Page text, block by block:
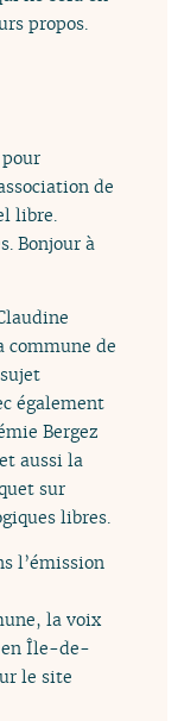
propos.
de
libre.
Bonjour à
commune de
également
Bergez
et aussi la
sur
libres.
l’émission
la voix
en Île-de-
le site